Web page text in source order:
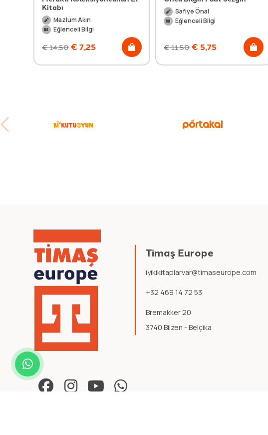
Kitabı
Mazlum Akın
Eğlenceli Bilgi
€14,50 € 7,25
Safiye Önal
Eğlenceli Bilgi
€11,50 € 5,75
Timaş Europe
iyikikitaplarvar@timaseurope.com
+32 469 14 72 53
Bremakker 20
3740 Bilzen - Belçika